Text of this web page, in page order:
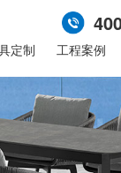
定制 工程案例